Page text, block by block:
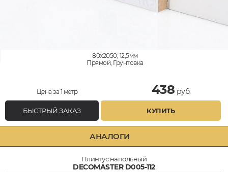
80x2050, 12,5мм
Прямой, Грунтовка
Цена за 1 метр 438 руб.
БЫСТРЫЙ ЗАКАЗ КУПИТЬ
АНАЛОГИ
Плинтус напольный
DECOMASTER D005-112